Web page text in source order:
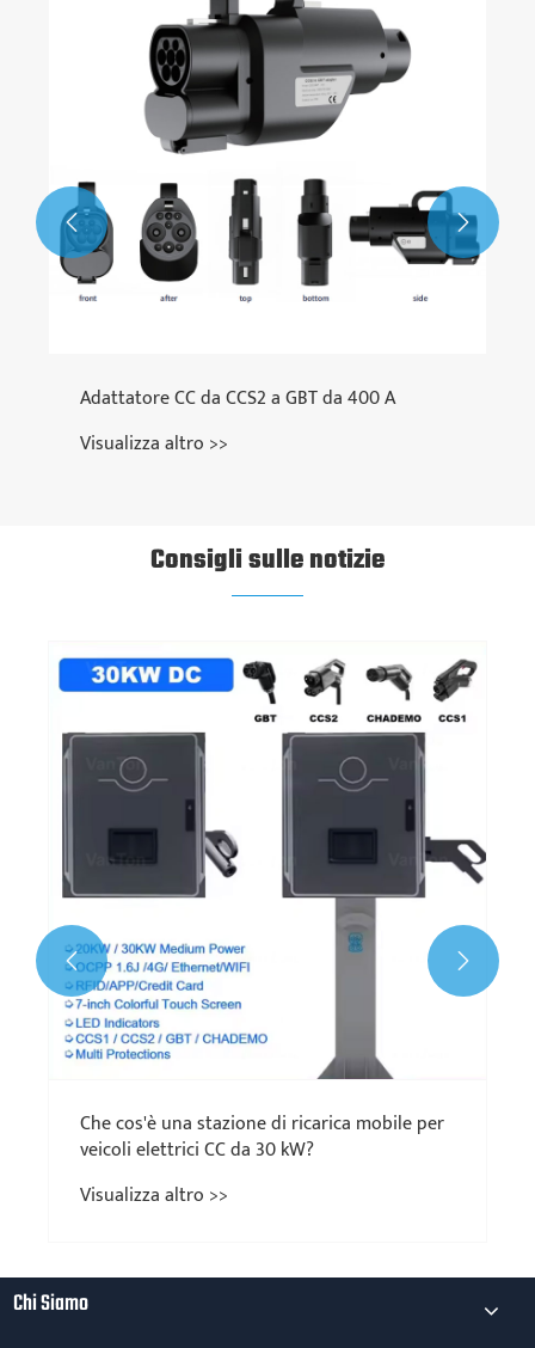
Adattatore CC da CCS2 a GBT da 400 A
Visualizza altro >>
 
Consigli sulle notizie
Che cos'è una stazione di ricarica mobile per
veicoli elettrici CC da 30 kW?
Visualizza altro >>
 
Chi Siamo